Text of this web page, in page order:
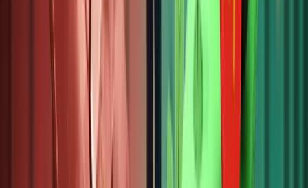
trình
KYC